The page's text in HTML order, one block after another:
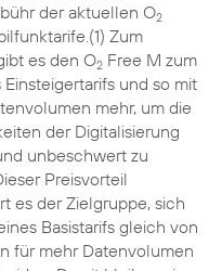
der aktuellen O2
Zum
es den O2Free M zum
Einsteigertarifs und so mit
mehr, um die
der Digitalisierung
unbeschwert zu
Preisvorteil
es der Zielgruppe, sich
Basistarifs gleich von
für mehr Datenvolumen